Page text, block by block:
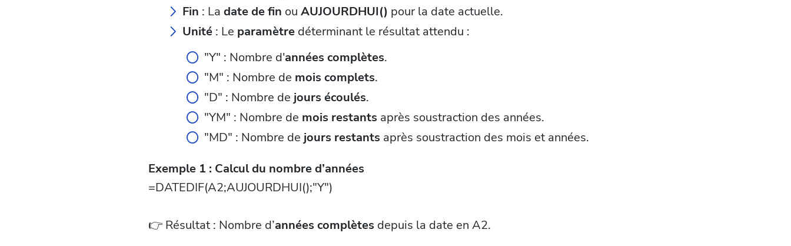
Fin : La date de fin ou AUJOURDHUI() pour la date actuelle.
Unité : Le paramètre déterminant le résultat attendu :
"Y" : Nombre d'années complètes.
"M" : Nombre de mois complets.
"D" : Nombre de jours écoulés.
"YM" : Nombre de mois restants après soustraction des années.
"MD" : Nombre de jours restants après soustraction des mois et années.
Exemple 1 : Calcul du nombre d’années
=DATEDIF(A2;AUJOURDHUI();"Y")
👉 Résultat : Nombre d’années complètes depuis la date en A2.